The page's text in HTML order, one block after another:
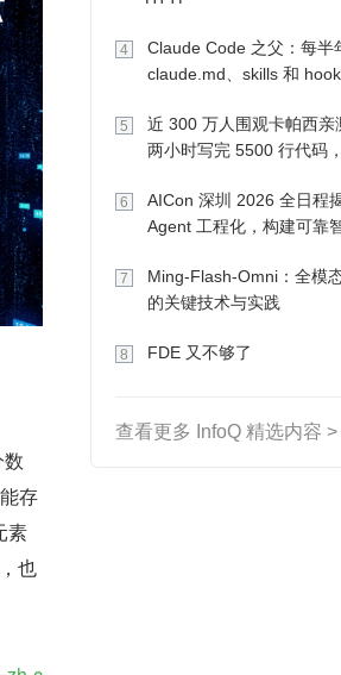
存
素
也
4
Claude Code 之父：每半
claude.md、skills 和
5
近 300 万人围观卡帕西亲
两小时写完 5500 行代码
6
AICon 深圳 2026 全日程
Agent 工程化，构建可靠
7
Ming-Flash-Omni：全模
的关键技术与实践
8 FDE 又不够了
查看更多 InfoQ 精选内容 >